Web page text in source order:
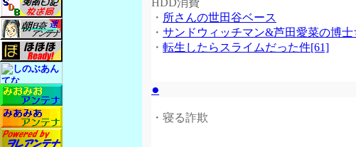
HDD消費
・ 所さんの世田谷ベース
・ サンドウィッチマン&芦田愛菜の博
・ 転生したらスライムだった件[61]
●
・寝る詐欺